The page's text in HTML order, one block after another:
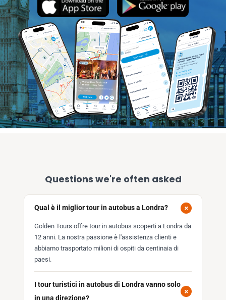
Questions we're often asked
Qual è il miglior tour in autobus a Londra? +
Golden Tours offre tour in autobus scoperti a Londra da
12 anni. La nostra passione è l'assistenza clienti e
abbiamo trasportato milioni di ospiti da centinaia di
paesi.
I tour turistici in autobus di Londra vanno solo
in una direzione?
+